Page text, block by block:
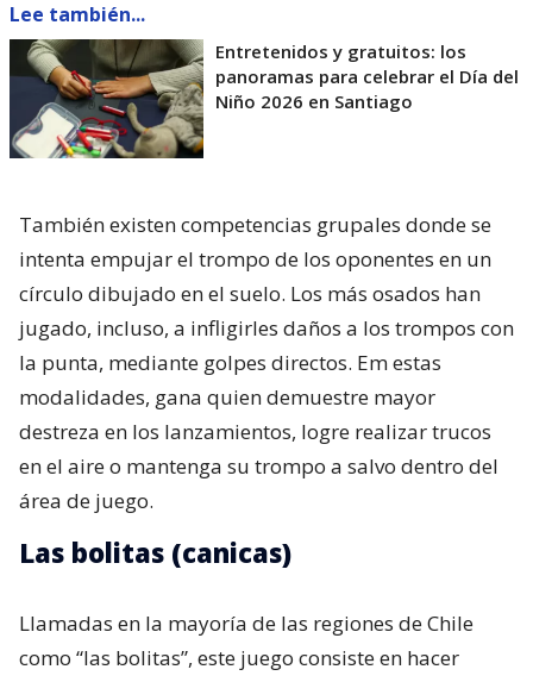
Lee también...
Entretenidos y gratuitos: los
panoramas para celebrar el Día del
Niño 2026 en Santiago
También existen competencias grupales donde se
intenta empujar el trompo de los oponentes en un
círculo dibujado en el suelo. Los más osados han
jugado, incluso, a infligirles daños a los trompos con
la punta, mediante golpes directos. Em estas
modalidades, gana quien demuestre mayor
destreza en los lanzamientos, logre realizar trucos
en el aire o mantenga su trompo a salvo dentro del
área de juego.
Las bolitas (canicas)
Llamadas en la mayoría de las regiones de Chile
como “las bolitas”, este juego consiste en hacer